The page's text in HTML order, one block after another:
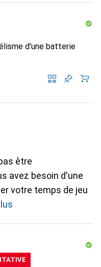
d'une batterie
être
avez besoin d'une
votre temps de jeu